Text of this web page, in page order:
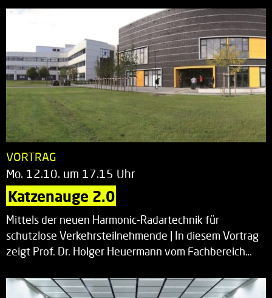
VORTRAG
Mo. 12.10. um 17.15 Uhr
Katzenauge 2.0
Mittels der neuen Harmonic-Radartechnik für
schutzlose Verkehrsteilnehmende | In diesem Vortrag
zeigt Prof. Dr. Holger Heuermann vom Fachbereich…